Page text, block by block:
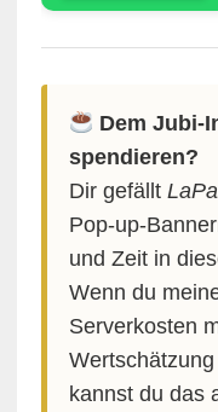
Dem Jubi-
spendieren?
Dir gefällt
Pop-up-
und Zeit in
Wenn du
Serverkosten
kannst du das